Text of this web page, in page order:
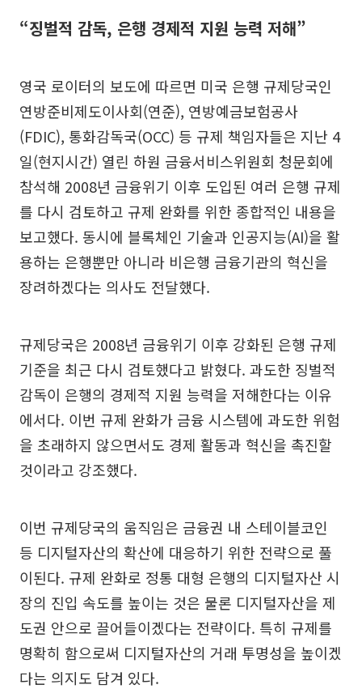
“징벌적 감독, 은행 경제적 지원 능력 저해”
영국 로이터의 보도에 따르면 미국 은행 규제당국인
연방준비제도이사회(연준), 연방예금보험공사
(FDIC), 통화감독국(OCC) 등 규제 책임자들은 지난 4
일(현지시간) 열린 하원 금융서비스위원회 청문회에
참석해 2008년 금융위기 이후 도입된 여러 은행 규제
를 다시 검토하고 규제 완화를 위한 종합적인 내용을
보고했다. 동시에 블록체인 기술과 인공지능(AI)을 활
용하는 은행뿐만 아니라 비은행 금융기관의 혁신을
장려하겠다는 의사도 전달했다.
규제당국은 2008년 금융위기 이후 강화된 은행 규제
기준을 최근 다시 검토했다고 밝혔다. 과도한 징벌적
감독이 은행의 경제적 지원 능력을 저해한다는 이유
에서다. 이번 규제 완화가 금융 시스템에 과도한 위험
을 초래하지 않으면서도 경제 활동과 혁신을 촉진할
것이라고 강조했다.
이번 규제당국의 움직임은 금융권 내 스테이블코인
등 디지털자산의 확산에 대응하기 위한 전략으로 풀
이된다. 규제 완화로 정통 대형 은행의 디지털자산 시
장의 진입 속도를 높이는 것은 물론 디지털자산을 제
도권 안으로 끌어들이겠다는 전략이다. 특히 규제를
명확히 함으로써 디지털자산의 거래 투명성을 높이겠
다는 의지도 담겨 있다.